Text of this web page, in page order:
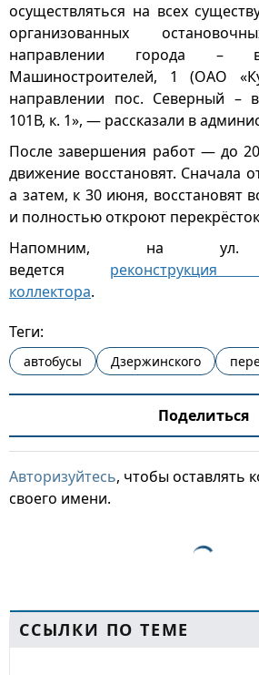
осуществляться на всех
организованных
направлении города
Машиностроителей, 1 (ОАО
направлении пос. Северный –
101В, к. 1», — рассказали в
После завершения работ — до
движение восстановят. Сначала
а затем, к 30 июня, восстановят
и полностью откроют
Напомним, на ул.
ведется реконструкция
коллектора.
Теги:
автобусы Дзержинского
Поделиться
Авторизуйтесь, чтобы оставлять
своего имени.
ССЫЛКИ ПО ТЕМЕ